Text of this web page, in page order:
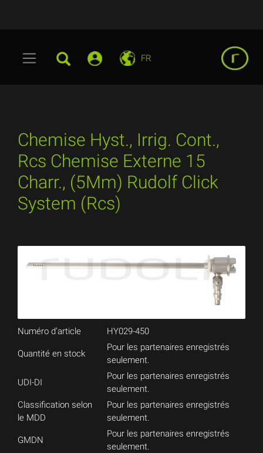
FR
Chemise Hyst., Irrig. Cont.,
Rcs Chemise Externe 15
Charr., (5Mm) Rudolf Click
System (Rcs)
Numéro d’article HY029-450
Quantité en stock
Pour les partenaires enregistrés
seulement.
UDI-DI
Pour les partenaires enregistrés
seulement.
Classification selon
le MDD
Pour les partenaires enregistrés
seulement.
GMDN
Pour les partenaires enregistrés
seulement.